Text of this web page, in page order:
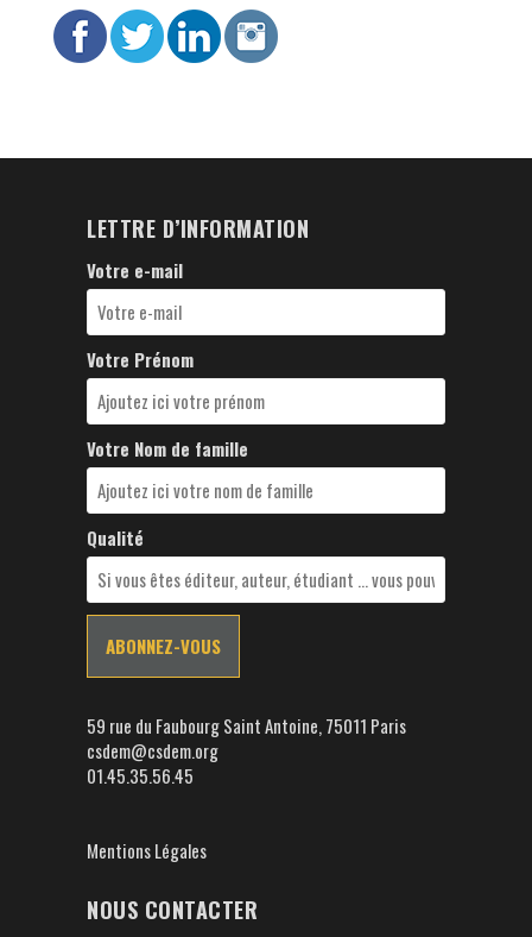
LETTRE D’INFORMATION
Votre e-mail
Votre Prénom
Votre Nom de famille
Qualité
59 rue du Faubourg Saint Antoine, 75011 Paris
csdem@csdem.org
01.45.35.56.45
Mentions Légales
NOUS CONTACTER